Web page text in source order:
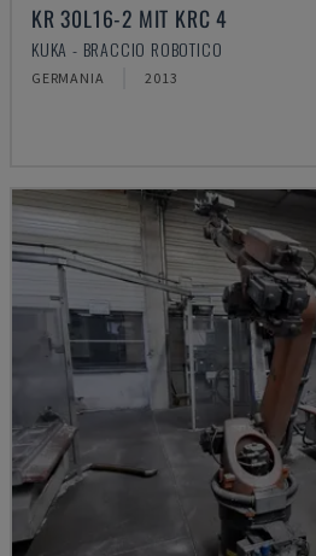
KR 30L16-2 MIT KRC 4
KUKA - BRACCIO ROBOTICO
GERMANIA 2013